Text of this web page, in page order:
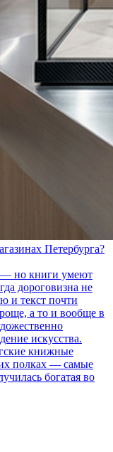
Петербурга?
— но книги умеют
дороговизна не
и текст почти
а то и вообще в
искусства.
книжные
полках — самые
богатая во